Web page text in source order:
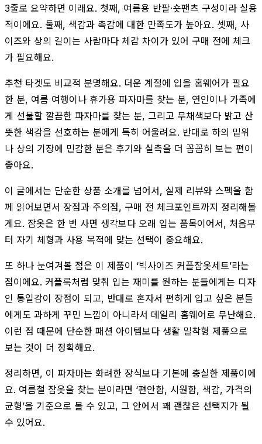
3줄로 요약하면 이래요. 첫째, 여름용 반팔·숏팬츠 구성이라 실용
적이에요. 둘째, 색감과 촉감에 대한 만족도가 높아요. 셋째, 사
이즈와 상의 길이는 사람마다 체감 차이가 있어 구매 전에 체크
가 필요해요.
추천 타겟도 비교적 분명해요. 더운 계절에 입을 홈웨어가 필요
한 분, 여름 여행이나 휴가용 파자마를 찾는 분, 연인이나 가족에
게 선물할 깔끔한 파자마를 찾는 분, 그리고 무채색보다 밝고 산
뜻한 색감을 선호하는 분에게 특히 어울려요. 반대로 하의 밑위
나 상의 기장에 민감한 분은 후기와 실측을 더 꼼꼼히 보는 편이
좋아요.
이 글에서는 단순한 상품 소개를 넘어서, 실제 리뷰와 스펙을 함
께 읽어보면서 장점과 주의점, 구매 전 체크포인트까지 정리해볼
게요. 잠옷은 한 번 사면 생각보다 오래 입는 품목이어서, 처음부
터 자기 체형과 사용 목적에 맞는 선택이 중요해요.
또 하나 눈여겨볼 점은 이 제품이 ‘빅사이즈 커플잠옷세트’라는
점이에요. 커플룩처럼 맞춰 입는 재미를 원하는 분들에게는 디자
인 통일감이 장점이 되고, 반대로 혼자서 편하게 입고 싶은 분들
에게도 과하게 꾸민 느낌이 아니라서 데일리 홈웨어로 무난해요.
이런 점 때문에 단순한 패션 아이템보다 생활 밀착형 제품으로
보는 것이 더 정확해요.
정리하면, 이 파자마는 화려한 장식보다 기본에 충실한 제품이에
요. 여름철 잠옷을 찾는 분이라면 ‘편안함, 시원함, 색감, 가격의
균형’을 기준으로 볼 수 있고, 그 안에서 꽤 괜찮은 선택지가 될
수 있어요.